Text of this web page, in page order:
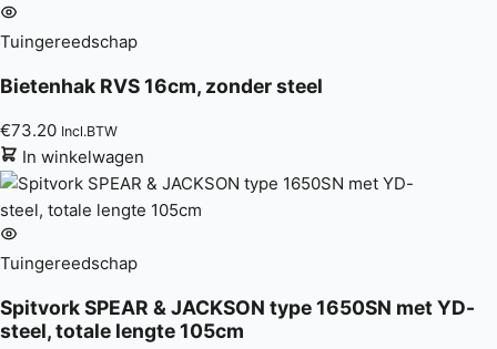
Tuingereedschap
Bietenhak RVS 16cm, zonder steel
€73.20 Incl.BTW
In winkelwagen
Tuingereedschap
Spitvork SPEAR & JACKSON type 1650SN met YD-
steel, totale lengte 105cm